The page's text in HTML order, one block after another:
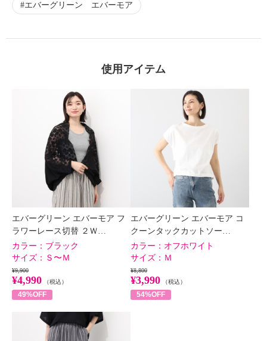
エバーグリーン エバーモア
使用アイテム
エバーグリーン エバーモア フ
ラワーレース切替 ２Ｗ…
カラー： ブラック
サイズ： Ｓ〜Ｍ
¥9,900
¥4,990 （税込）
49%OFF
エバーグリーン エバーモア コ
クーンタックカットソー…
カラー： オフホワイト
サイズ： Ｍ
¥8,800
¥3,990 （税込）
54%OFF